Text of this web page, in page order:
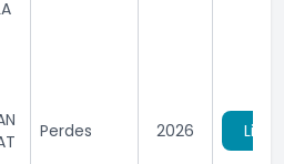
Perdes 2026 Lihat